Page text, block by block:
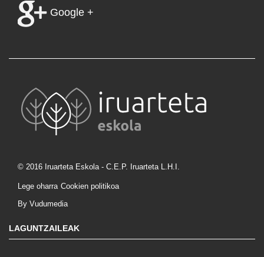
Google +
© 2016 Iruarteta Eskola - C.E.P. Iruarteta L.H.I.
Lege oharra Cookien politikoa
By Vudumedia
LAGUNTZAILEAK